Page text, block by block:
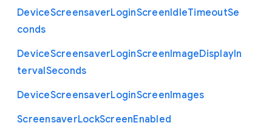
DeviceScreensaverLoginScreenIdleTimeoutSe
conds
DeviceScreensaverLoginScreenImageDisplayIn
tervalSeconds
DeviceScreensaverLoginScreenImages
ScreensaverLockScreenEnabled